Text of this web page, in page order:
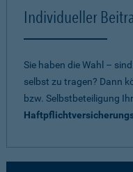
Individueller
Sie haben die Wahl –
selbst zu tragen? Dann
bzw. Selbstbeteiligung